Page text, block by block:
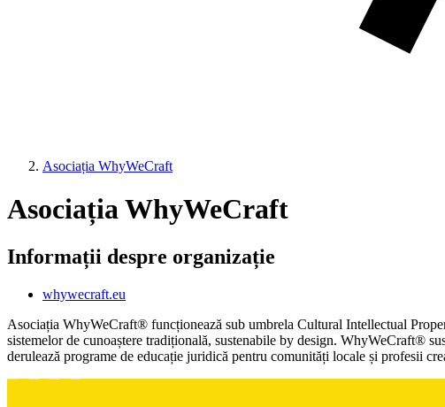
Asociația WhyWeCraft
Asociația WhyWeCraft
Informații despre organizație
whywecraft.eu
Asociația WhyWeCraft® funcționează sub umbrela Cultural Intellectual
sistemelor de cunoaștere tradițională, sustenabile by design. WhyWeCraft®
derulează programe de educație juridică pentru comunități locale și profesii